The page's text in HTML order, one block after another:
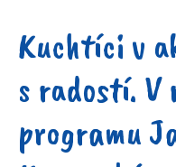
Kuchtíci v
s radostí. V
programu